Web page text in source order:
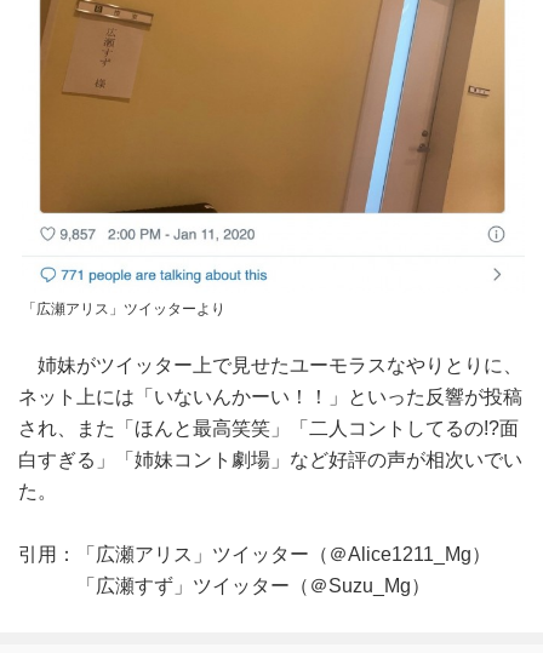
「広瀬アリス」ツイッターより
姉妹がツイッター上で見せたユーモラスなやりとりに、
ネット上には「いないんかーい！！」といった反響が投稿
され、また「ほんと最高笑笑」「二人コントしてるの!?面
白すぎる」「姉妹コント劇場」など好評の声が相次いでい
た。
引用：「広瀬アリス」ツイッター（＠Alice1211_Mg）
「広瀬すず」ツイッター（＠Suzu_Mg）